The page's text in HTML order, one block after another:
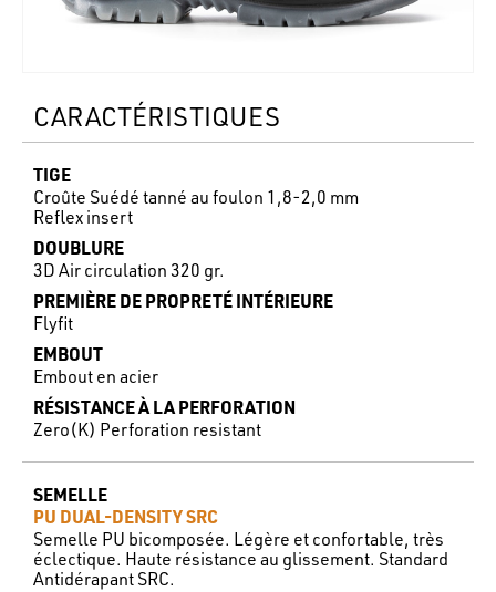
CARACTÉRISTIQUES
TIGE
Croûte Suédé tanné au foulon 1,8-2,0 mm
Reflex insert
DOUBLURE
3D Air circulation 320 gr.
PREMIÈRE DE PROPRETÉ INTÉRIEURE
Flyfit
EMBOUT
Embout en acier
RÉSISTANCE À LA PERFORATION
Zero(K) Perforation resistant
SEMELLE
PU DUAL-DENSITY SRC
Semelle PU bicomposée. Légère et confortable, très
éclectique. Haute résistance au glissement. Standard
Antidérapant SRC.